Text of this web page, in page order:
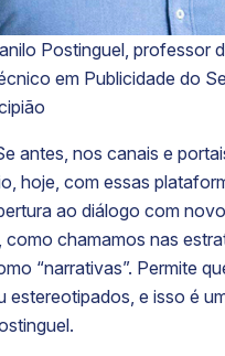
Postinguel, professor
em Publicidade do
antes, nos canais e
hoje, com essas
ao diálogo com
como chamamos nas
“narrativas”. Permite
estereotipados, e isso é